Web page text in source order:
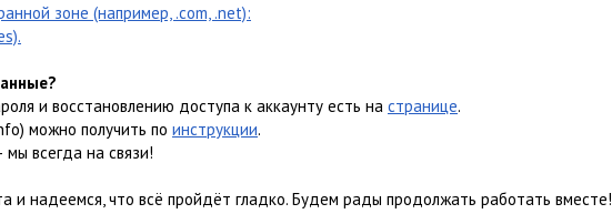
зоне (например, .com, .net):
и восстановлению доступа к аккаунту есть на странице.
можно получить по инструкции.
всегда на связи!
и надеемся, что всё пройдёт гладко. Будем рады продолжать работать вместе!